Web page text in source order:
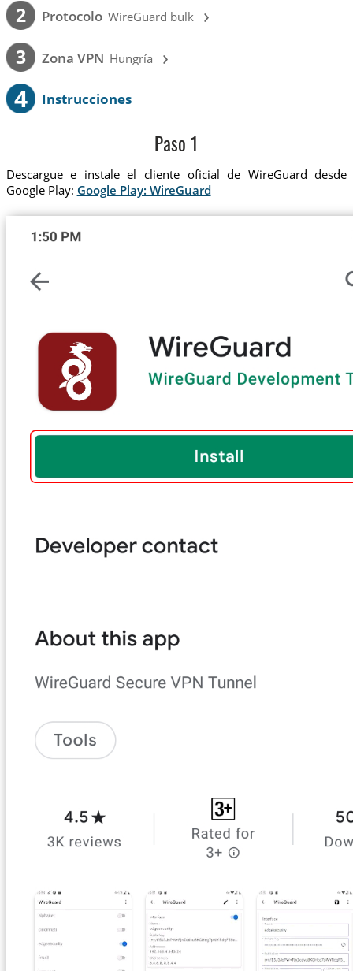
2 Protocolo WireGuard bulk ›
3 Zona VPN Hungría ›
4 Instrucciones
Paso 1
Descargue e instale el cliente oficial de WireGuard desde
Google Play: Google Play: WireGuard